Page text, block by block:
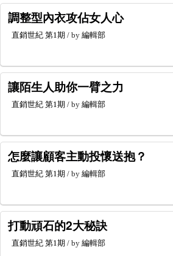
調整型內衣攻佔女人心
直銷世紀 第1期 / by 編輯部
讓陌生人助你一臂之力
直銷世紀 第1期 / by 編輯部
怎麼讓顧客主動投懷送抱？
直銷世紀 第1期 / by 編輯部
打動頑石的2大秘訣
直銷世紀 第1期 / by 編輯部